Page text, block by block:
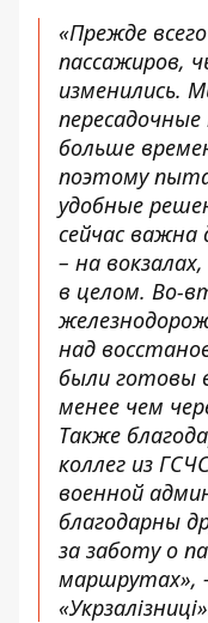
«Прежде
пассажиров,
изменились.
больше
поэтому
удобные
сейчас
– на
в целом. Во-
над
были готовы
менее чем
Также
коллег из
военной
благодарны
за заботу о
маршрутах»,